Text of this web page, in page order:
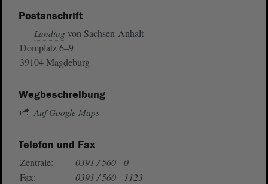
Postanschrift
Landtag von Sachsen-Anhalt
Domplatz 6–9
39104 Magdeburg
Wegbeschreibung
Auf Google Maps
Telefon und Fax
Zentrale:
0391 / 560 - 0
Fax:
0391 / 560 - 1123